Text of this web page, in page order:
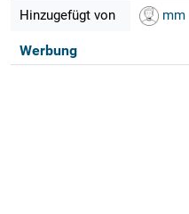
Hinzugefügt von mm
Werbung